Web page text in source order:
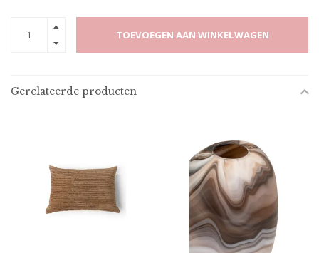
TOEVOEGEN AAN WINKELWAGEN
Gerelateerde producten